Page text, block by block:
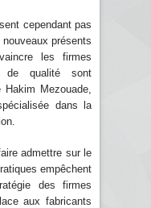
cependant pas
présents
les firmes
de qualité sont
Mezouade,
dans la
admettre sur le
empêchent
des firmes
aux fabricants